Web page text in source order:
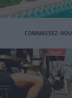
CONNAISSEZ-